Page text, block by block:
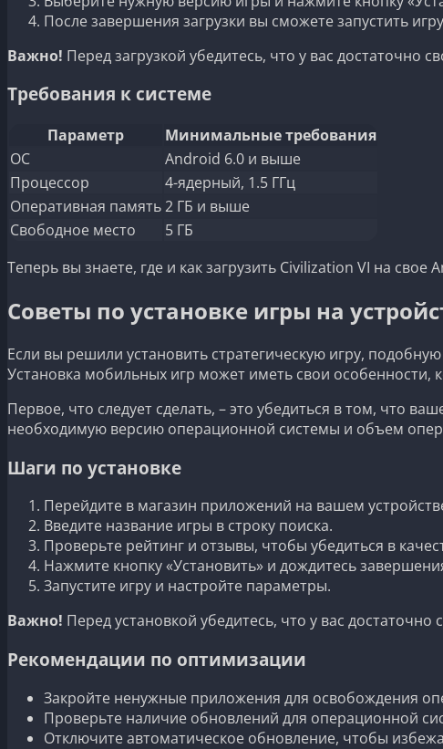
После завершения загрузки вы сможете запустить
Важно! Перед загрузкой убедитесь, что у вас достаточно
Требования к системе
Параметр
Минимальные требования
ОС
Android 6.0 и выше
Процессор
4-ядерный, 1.5 ГГц
Оперативная память2 ГБ и выше
Свободное место
5 ГБ
Теперь вы знаете, где и как загрузить Civilization VI на
Советы по установке игры на
Если вы решили установить стратегическую игру,
Установка мобильных игр может иметь свои особенности,
Первое, что следует сделать, – это убедиться в том, что
необходимую версию операционной системы и объем
Шаги по установке
Перейдите в магазин приложений на вашем
Введите название игры в строку поиска.
Проверьте рейтинг и отзывы, чтобы убедиться в
Нажмите кнопку «Установить» и дождитесь
Запустите игру и настройте параметры.
Важно! Перед установкой убедитесь, что у вас
Рекомендации по оптимизации
Закройте ненужные приложения для освобождения
Проверьте наличие обновлений для операционной
Отключите автоматическое обновление, чтобы